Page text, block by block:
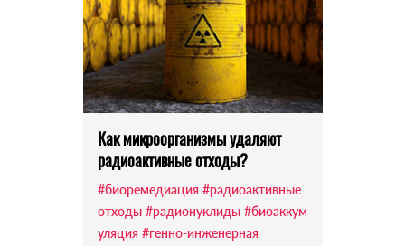
Как микроорганизмы удаляют
радиоактивные отходы?
#биоремедиация #радиоактивные
отходы #радионуклиды #биоаккум
уляция #генно-инженерная